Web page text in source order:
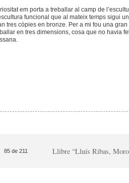
em porta a treballar al camp de
funcional que al mateix temps sigui
tres còpies en bronze. Per a mi fou una
en tres dimensions, cosa que no havia
85 de 211 Llibre “Lluís Ribas,